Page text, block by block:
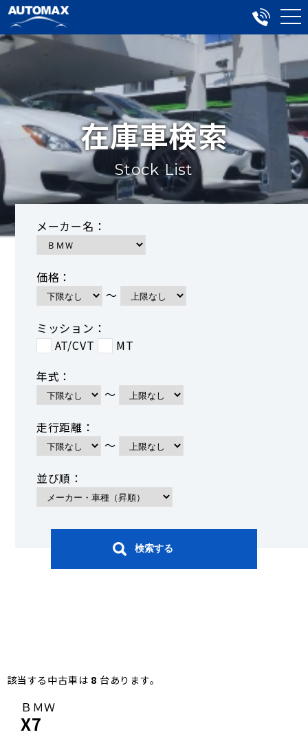
在庫車検索
Stock List
メーカー名：
価格：
～
ミッション：
AT/CVT
MT
年式：
～
走行距離：
～
並び順：
該当する中古車は 8 台あります。
ＢＭＷ
X7